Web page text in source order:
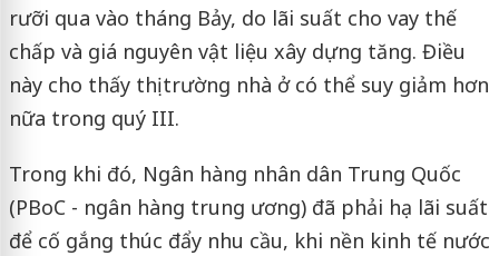
rưỡi qua vào tháng Bảy, do lãi suất cho vay thế
chấp và giá nguyên vật liệu xây dựng tăng. Điều
này cho thấy thị trường nhà ở có thể suy giảm hơn
nữa trong quý III.
Trong khi đó, Ngân hàng nhân dân Trung Quốc
(PBoC - ngân hàng trung ương) đã phải hạ lãi suất
để cố gắng thúc đẩy nhu cầu, khi nền kinh tế nước